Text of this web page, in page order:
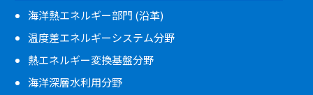
海洋熱エネルギー部門 (沿革)
温度差エネルギーシステム分野
熱エネルギー変換基盤分野
海洋深層水利用分野